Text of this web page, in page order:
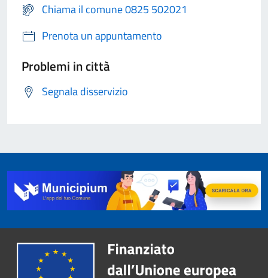
Chiama il comune 0825 502021
Prenota un appuntamento
Problemi in città
Segnala disservizio